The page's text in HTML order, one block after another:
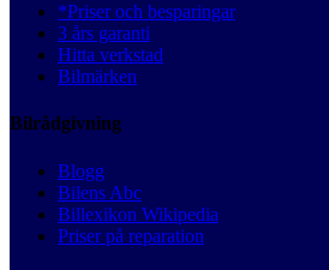
*Priser och besparingar
3 års garanti
Hitta verkstad
Bilmärken
Bilrådgivning
Blogg
Bilens Abc
Billexikon Wikipedia
Priser på reparation